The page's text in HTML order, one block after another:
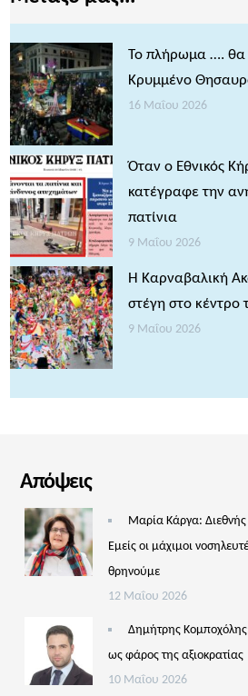
Το πλήρωμα …. θα
Κρυμμένο
16 Μαΐου 2026
Όταν ο Εθνικός
κατέγραφε την
πατίνια
9 Μαΐου 2026
Η Καρναβαλική
στέγη στο κέντρο
9 Μαΐου 2026
Απόψεις
Μαρία Κάργα:
Εμείς οι μάχιμοι
θρηνούμε
12 Μαΐου 2026
Δημήτρης Κομποχόλης:
ως φάρος της αξιοκρατίας
10 Μαΐου 2026